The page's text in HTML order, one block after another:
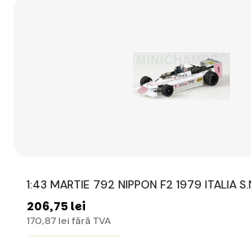
1:43 MARTIE 792 NIPPON F2 1979 ITALIA
206,75 lei
170,87 lei fără TVA